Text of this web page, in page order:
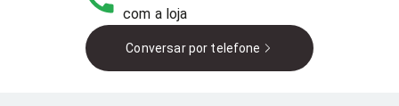
com a loja
Conversar por telefone